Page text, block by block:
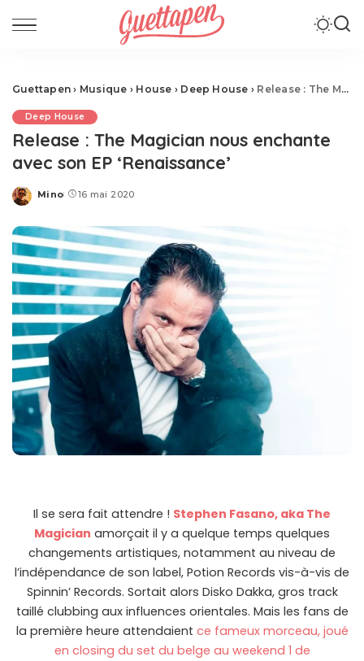
Guettapen › Musique › House › Deep House › Release : The Magician nous enchante avec son EP ‘Renaissance’
Deep House
Release : The Magician nous enchante
avec son EP ‘Renaissance’
Posted
Mino 16 mai 2020
Il se sera fait attendre ! Stephen Fasano, aka The
Magician amorçait il y a quelque temps quelques
changements artistiques, notamment au niveau de
l’indépendance de son label, Potion Records vis-à-vis de
Spinnin’ Records. Sortait alors Disko Dakka, gros track
taillé clubbing aux influences orientales. Mais les fans de
la première heure attendaient ce fameux morceau, joué
en closing du set du belge au weekend 1 de